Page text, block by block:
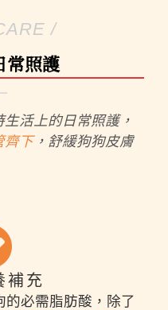
/
常照護
活上的日常照護，
齊下，舒緩狗狗皮膚
補充
的必需脂肪酸，除了